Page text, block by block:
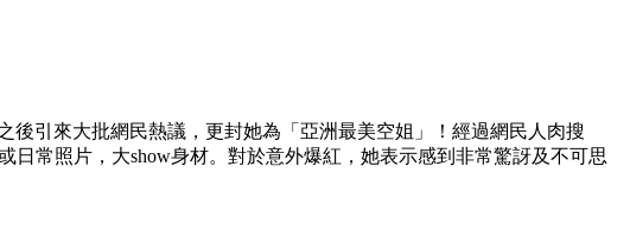
引來大批網民熱議，更封她為「亞洲最美空姐」！經過網民人肉搜
日常照片，大show身材。對於意外爆紅，她表示感到非常驚訝及不可思